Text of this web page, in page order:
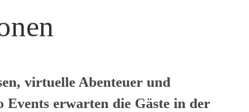
virtuelle Abenteuer und
Events erwarten die Gäste in der